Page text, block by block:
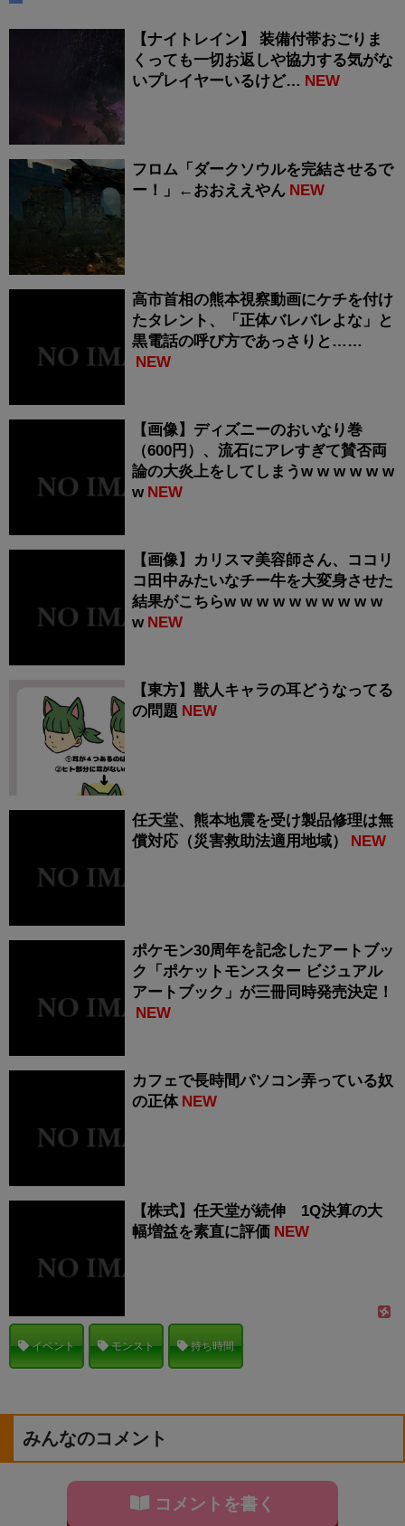
【ナイトレイン】 装備付帯おごりま
くっても一切お返しや協力する気がな
いプレイヤーいるけど… NEW
フロム「ダークソウルを完結させるで
ー！」←おおええやん NEW
高市首相の熊本視察動画にケチを付け
たタレント、「正体バレバレよな」と
黒電話の呼び方であっさりと……
NEW
【画像】ディズニーのおいなり巻
（600円）、流石にアレすぎて賛否両
論の大炎上をしてしまうw w w w w w
w NEW
【画像】カリスマ美容師さん、ココリ
コ田中みたいなチー牛を大変身させた
結果がこちらw w w w w w w w w w
w NEW
【東方】獣人キャラの耳どうなってる
の問題 NEW
任天堂、熊本地震を受け製品修理は無
償対応（災害救助法適用地域）
NEW
ポケモン30周年を記念したアートブッ
ク「ポケットモンスター ビジュアル
アートブック」が三冊同時発売決定！
NEW
カフェで長時間パソコン弄っている奴
の正体 NEW
【株式】任天堂が続伸 1Q決算の大
幅増益を素直に評価 NEW
イベント モンスト 持ち時間
みんなのコメント
コメントを書く